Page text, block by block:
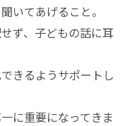
いてあげること。
ず、子どもの話に耳
きるようサポートし
に重要になってきま